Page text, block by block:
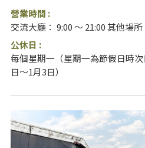
營業時間 :
交流大廳： 9:00 ～ 21:00 其他場所
公休日 :
每個星期一（星期一為節假日時
日～1月3日）